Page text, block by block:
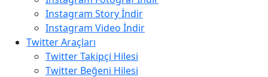
Instagram Story İndir
Instagram Video İndir
Twitter Araçları
Twitter Takipçi Hilesi
Twitter Beğeni Hilesi